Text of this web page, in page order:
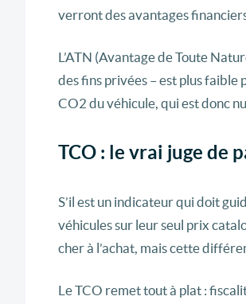
verront des avantages
L’ATN (Avantage de Toute
des fins privées – est plus faible
CO2 du véhicule, qui est donc
TCO : le vrai juge de
S’il est un indicateur qui doit
véhicules sur leur seul prix
cher à l’achat, mais cette
Le TCO remet tout à plat :